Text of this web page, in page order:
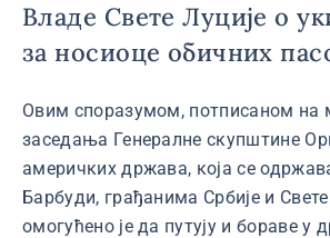
Владе Свете Луције о
за носиоце обичних
Овим споразумом, потписаном на
заседања Генералне скупштине
америчких држава, која се
Барбуди, грађанима Србије и Свете
омогућено је да путују и бораве у